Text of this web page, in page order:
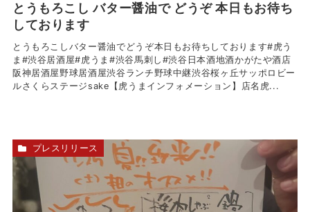
とうもろこし バター醤油で どうぞ 本日もお待ち
しております
とうもろこしバター醤油でどうぞ本日もお待ちしております#虎う
ま#渋谷居酒屋#虎うま#渋谷馬刺し#渋谷日本酒地酒かがたや酒店
阪神居酒屋野球居酒屋渋谷ランチ野球中継渋谷桜ヶ丘サッポロビー
ルさくらステージsake【虎うまインフォメーション】店名虎...
プレスリリース